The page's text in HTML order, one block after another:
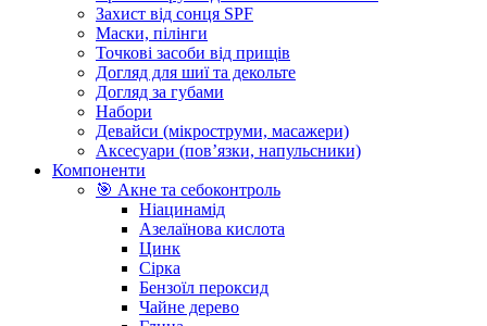
Захист від сонця SPF
Маски, пілінги
Точкові засоби від прищів
Догляд для шиї та декольте
Догляд за губами
Набори
Девайси (мікроструми, масажери)
Аксесуари (повʼязки, напульсники)
Компоненти
🎯 Акне та себоконтроль
Ніацинамід
Азелаїнова кислота
Цинк
Сірка
Бензоїл пероксид
Чайне дерево